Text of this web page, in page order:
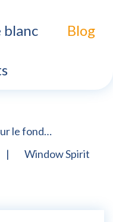
blanc Blog
le fond…
Window Spirit